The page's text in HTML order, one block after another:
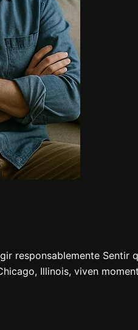
responsablemente
Illinois, viven